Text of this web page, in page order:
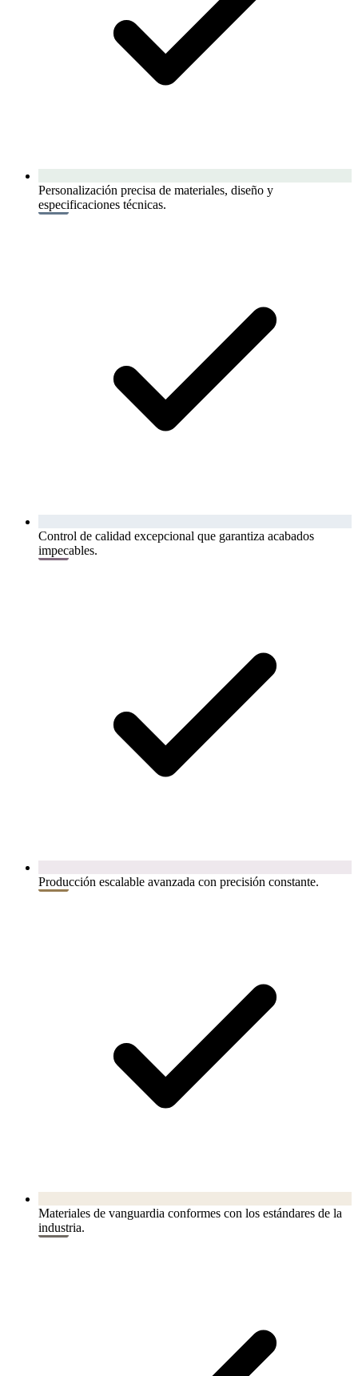
Personalización precisa de materiales, diseño y
especificaciones técnicas.
Control de calidad excepcional que garantiza acabados
impecables.
Producción escalable avanzada con precisión constante.
Materiales de vanguardia conformes con los estándares de la
industria.